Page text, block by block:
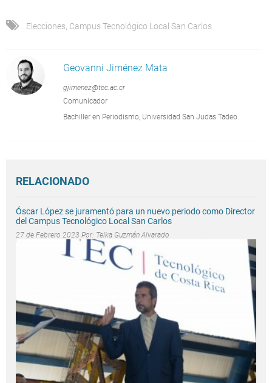
Elecciones Campus Tecnológico Local San Carlos
Geovanni Jiménez Mata
gjimenez@tec.ac.cr
Comunicador
Bachiller en Periodismo, Universidad San Judas Tadeo.
RELACIONADO
Óscar López se juramentó para un nuevo periodo como Director
del Campus Tecnológico Local San Carlos
27 de Febrero 2023 Por: Telka Guzmán Alvarado